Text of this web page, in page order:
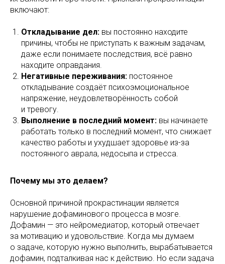
включают:
Откладывание дел: вы постоянно находите
причины, чтобы не приступать к важным задачам,
даже если понимаете последствия, всё равно
находите оправдания.
Негативные переживания: постоянное
откладывание создаёт психоэмоциональное
напряжение, неудовлетворённость собой
и тревогу.
Выполнение в последний момент: вы начинаете
работать только в последний момент, что снижает
качество работы и ухудшает здоровье из-за
постоянного аврала, недосыпа и стресса.
Почему мы это делаем?
Основной причиной прокрастинации является
нарушение дофаминового процесса в мозге.
Дофамин — это нейромедиатор, который отвечает
за мотивацию и удовольствие. Когда мы думаем
о задаче, которую нужно выполнить, вырабатывается
дофамин, подталкивая нас к действию. Но если задача